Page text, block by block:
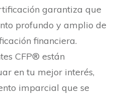
garantiza que
profundo y amplio de
financiera.
CFP® están
en tu mejor interés,
imparcial que se